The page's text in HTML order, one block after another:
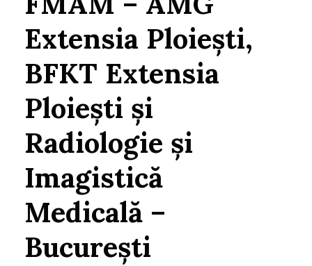
Extensia Ploiești,
BFKT Extensia
Ploiești și
Radiologie și
Imagistică
Medicală –
București